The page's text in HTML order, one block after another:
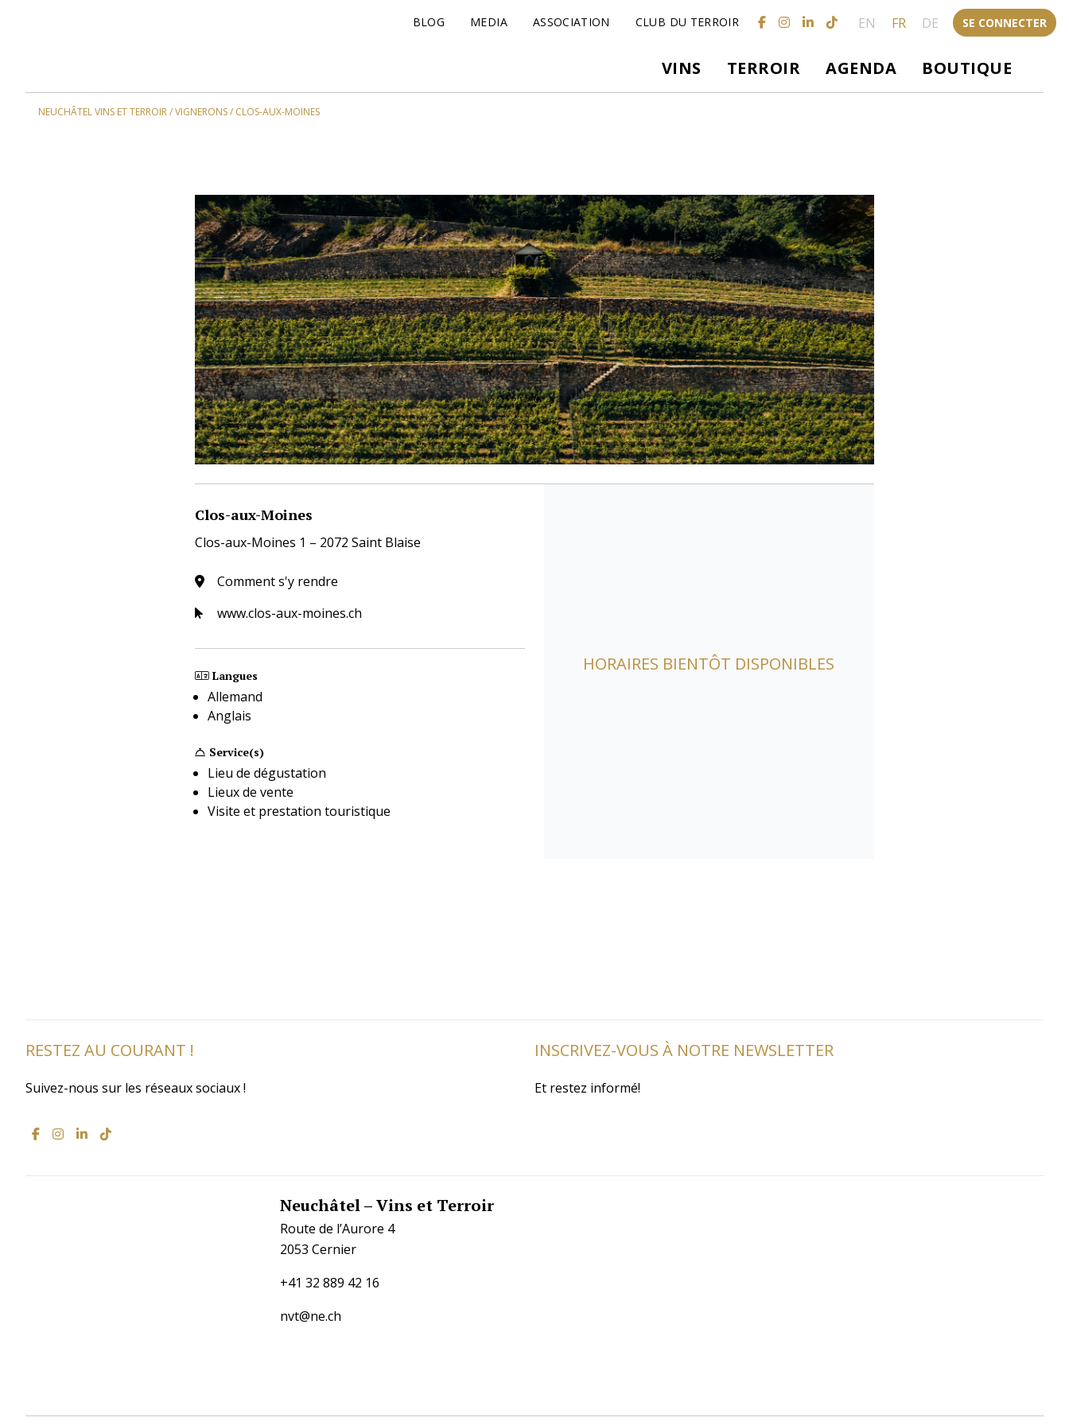
BLOG MEDIA ASSOCIATION CLUB DU TERROIR EN FR DE SE CONNECTER
VINS TERROIR AGENDA BOUTIQUE
NEUCHÂTEL VINS ET TERROIR/VIGNERONS/ CLOS-AUX-MOINES
Clos-aux-Moines
Clos-aux-Moines 1 – 2072 Saint Blaise
Comment s'y rendre
www.clos-aux-moines.ch
Langues
Allemand
Anglais
Service(s)
Lieu de dégustation
Lieux de vente
Visite et prestation touristique
HORAIRES BIENTÔT DISPONIBLES
RESTEZ AU COURANT !
Suivez-nous sur les réseaux sociaux !
INSCRIVEZ-VOUS À NOTRE NEWSLETTER
Et restez informé!
Neuchâtel – Vins et Terroir
Route de l’Aurore 4
2053 Cernier
+41 32 889 42 16
nvt@ne.ch